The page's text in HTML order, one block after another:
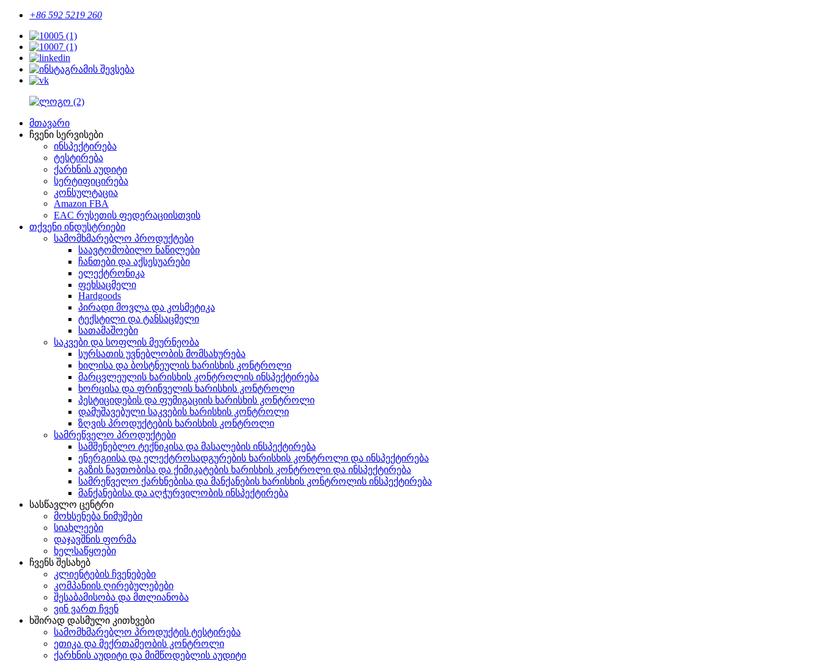
+86 592 5219 260
მთავარი
ჩვენი სერვისები
ინსპექტირება
ტესტირება
ქარხნის აუდიტი
სერტიფიცირება
კონსულტაცია
Amazon FBA
EAC რუსეთის ფედერაციისთვის
თქვენი ინდუსტრიები
სამომხმარებლო პროდუქტები
საავტომობილო ნაწილები
ჩანთები და აქსესუარები
ელექტრონიკა
ფეხსაცმელი
Hardgoods
პირადი მოვლა და კოსმეტიკა
ტექსტილი და ტანსაცმელი
სათამაშოები
საკვები და სოფლის მეურნეობა
სურსათის უვნებლობის მომსახურება
ხილისა და ბოსტნეულის ხარისხის კონტროლი
მარცვლეულის ხარისხის კონტროლის ინსპექტირება
ხორცისა და ფრინველის ხარისხის კონტროლი
პესტიციდების და ფუმიგაციის ხარისხის კონტროლი
დამუშავებული საკვების ხარისხის კონტროლი
ზღვის პროდუქტების ხარისხის კონტროლი
სამრეწველო პროდუქტები
სამშენებლო ტექნიკისა და მასალების ინსპექტირება
ენერგიისა და ელექტროსადგურების ხარისხის კონტროლი და ინსპექტირება
გაზის ნავთობისა და ქიმიკატების ხარისხის კონტროლი და ინსპექტირება
სამრეწველო ქარხნებისა და მანქანების ხარისხის კონტროლის ინსპექტირება
მანქანებისა და აღჭურვილობის ინსპექტირება
სასწავლო ცენტრი
მოხსენება ნიმუშები
სიახლეები
დაჯავშნის ფორმა
ხელსაწყოები
ჩვენს შესახებ
კლიენტების ჩვენებები
კომპანიის ღირებულებები
შესაბამისობა და მთლიანობა
ვინ ვართ ჩვენ
ხშირად დასმული კითხვები
სამომხმარებლო პროდუქტის ტესტირება
ეთიკა და მექრთამეობის კონტროლი
ქარხნის აუდიტი და მიმწოდებლის აუდიტი